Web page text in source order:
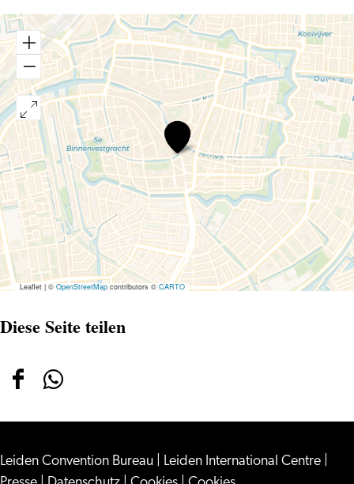
Hartendief
VintageStore
Leaflet | ©OpenStreetMapcontributors ©CARTO
Diese Seite teilen
Diese
auf
Diese
auf
Leiden Convention Bureau Leiden International Centre